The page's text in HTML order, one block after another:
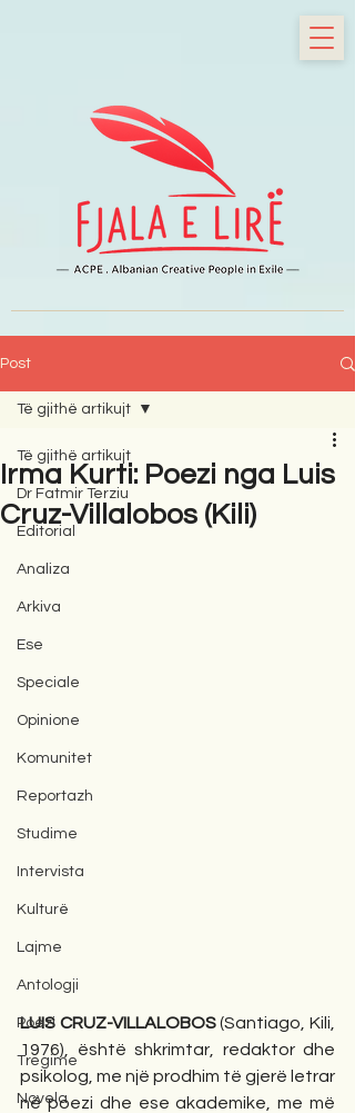
Post
Të gjithë artikujt
Dr Fatmir Terziu
Editorial
Analiza
Arkiva
Ese
Speciale
Opinione
Komunitet
Reportazh
Studime
Intervista
Kulturë
Lajme
Antologji
Poezi
Tregime
Novela
Të gjithë artikujt
Irma Kurti: Poezi nga Luis
Cruz-Villalobos (Kili)
LUIS CRUZ-VILLALOBOS (Santiago, Kili,
1976), është shkrimtar, redaktor dhe
psikolog, me një prodhim të gjerë letrar
në poezi dhe ese akademike, me më